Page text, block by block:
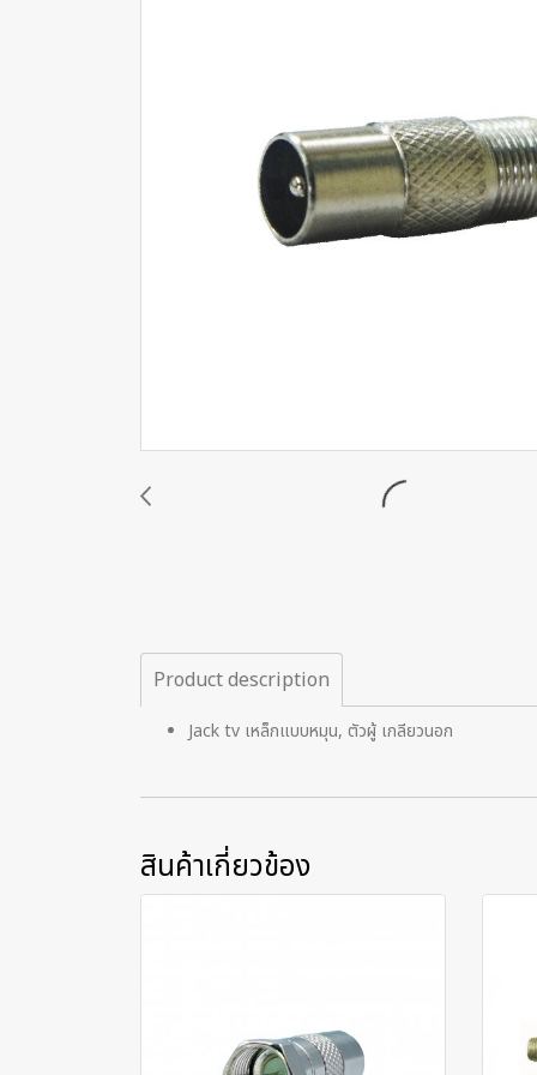
Product description
Jack tv เหล็กแบบหมุน, ตัวผู้ เกลียวนอก
สินค้าเกี่ยวข้อง